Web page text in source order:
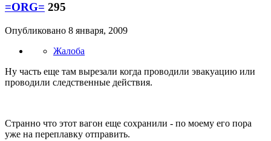
=ORG= 295
Опубликовано 8 января, 2009
Жалоба
Ну часть еще там вырезали когда проводили эвакуацию или
проводили следственные действия.
Странно что этот вагон еще сохранили - по моему его пора
уже на переплавку отправить.